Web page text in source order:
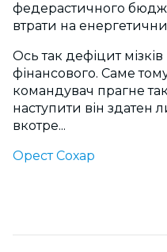
федерастичного
втрати на
Ось так дефіцит
фінансового. Саме
командувач прагне
наступити він здатен
вкотре...
Орест Сохар